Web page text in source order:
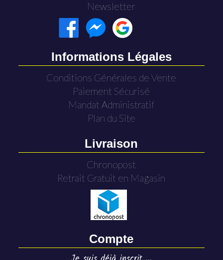
Newsletter
Informations Légales
Conditions Générales de Vente
Paiement Sécurisé
Mandat Administratif
Plan du Site
Livraison
Chronopost
Retrait Gratuit en Magasin
Compte